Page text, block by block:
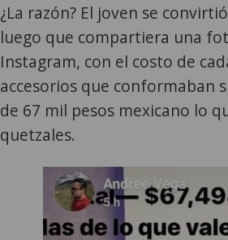
¿La razón? El joven se
luego que compartiera una
Instagram, con el costo de
accesorios que conformaban
de 67 mil pesos mexicano lo
quetzales.